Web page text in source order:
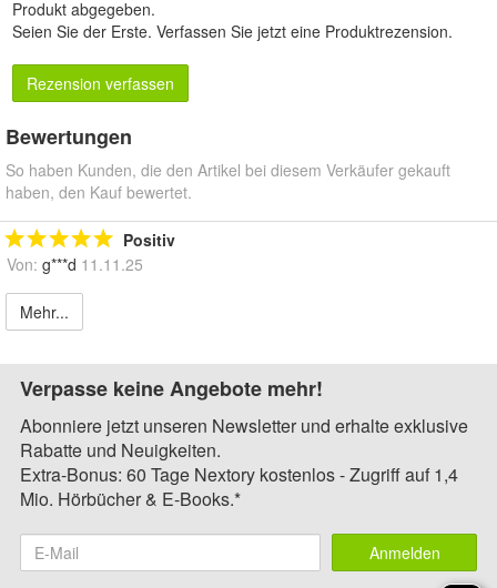
Produkt abgegeben.
Seien Sie der Erste. Verfassen Sie jetzt eine Produktrezension.
Rezension verfassen
Bewertungen
So haben Kunden, die den Artikel bei diesem Verkäufer gekauft
haben, den Kauf bewertet.
Positiv
Von: g***d 11.11.25
Mehr...
Verpasse keine Angebote mehr!
Abonniere jetzt unseren Newsletter und erhalte exklusive
Rabatte und Neuigkeiten.
Extra-Bonus: 60 Tage Nextory kostenlos - Zugriff auf 1,4
Mio. Hörbücher & E-Books.*
Anmelden